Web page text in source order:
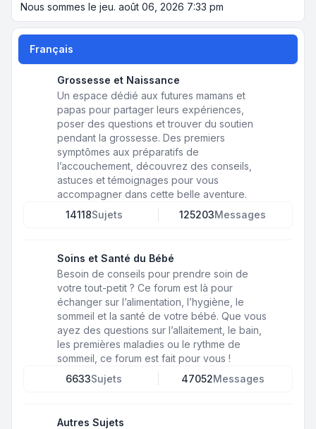
Nous sommes le jeu. août 06, 2026 7:33 pm
Français
Grossesse et Naissance
Un espace dédié aux futures mamans et
papas pour partager leurs expériences,
poser des questions et trouver du soutien
pendant la grossesse. Des premiers
symptômes aux préparatifs de
l’accouchement, découvrez des conseils,
astuces et témoignages pour vous
accompagner dans cette belle aventure.
14118Sujets 125203Messages
Soins et Santé du Bébé
Besoin de conseils pour prendre soin de
votre tout-petit ? Ce forum est là pour
échanger sur l’alimentation, l’hygiène, le
sommeil et la santé de votre bébé. Que vous
ayez des questions sur l’allaitement, le bain,
les premières maladies ou le rythme de
sommeil, ce forum est fait pour vous !
6633Sujets 47052Messages
Autres Sujets